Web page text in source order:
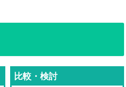
比較・検討